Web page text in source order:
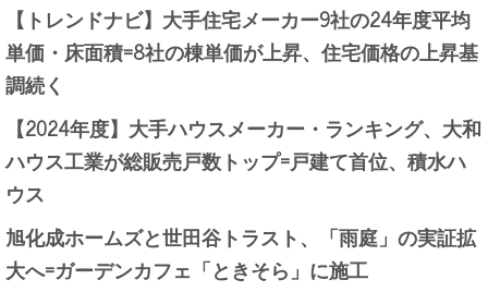
【トレンドナビ】大手住宅メーカー9社の24年度平均
単価・床面積=8社の棟単価が上昇、住宅価格の上昇基
調続く
【2024年度】大手ハウスメーカー・ランキング、大和
ハウス工業が総販売戸数トップ=戸建て首位、積水ハ
ウス
旭化成ホームズと世田谷トラスト、「雨庭」の実証拡
大へ=ガーデンカフェ「ときそら」に施工